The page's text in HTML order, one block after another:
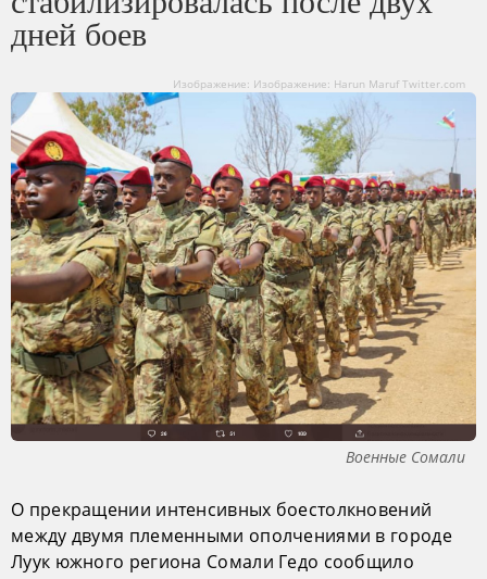
дней боев
Изображение: Изображение: Harun Maruf Twitter.com
Военные Сомали
О прекращении интенсивных боестолкновений
между двумя племенными ополчениями в городе
Луук южного региона Сомали Гедо сообщило